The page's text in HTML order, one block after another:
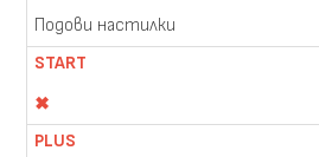
Подови настилки
✖